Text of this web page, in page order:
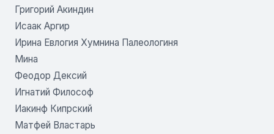
Григорий Акиндин
Исаак Аргир
Ирина Евлогия Хумнина Палеологиня
Мина
Феодор Дексий
Игнатий Философ
Иакинф Кипрский
Матфей Властарь